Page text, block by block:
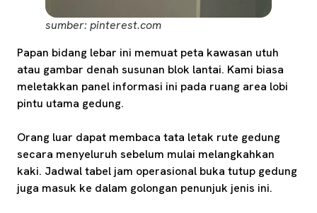
sumber: pinterest.com
Papan bidang lebar ini memuat peta kawasan utuh
atau gambar denah susunan blok lantai. Kami biasa
meletakkan panel informasi ini pada ruang area lobi
pintu utama gedung.
Orang luar dapat membaca tata letak rute gedung
secara menyeluruh sebelum mulai melangkahkan
kaki. Jadwal tabel jam operasional buka tutup gedung
juga masuk ke dalam golongan penunjuk jenis ini.